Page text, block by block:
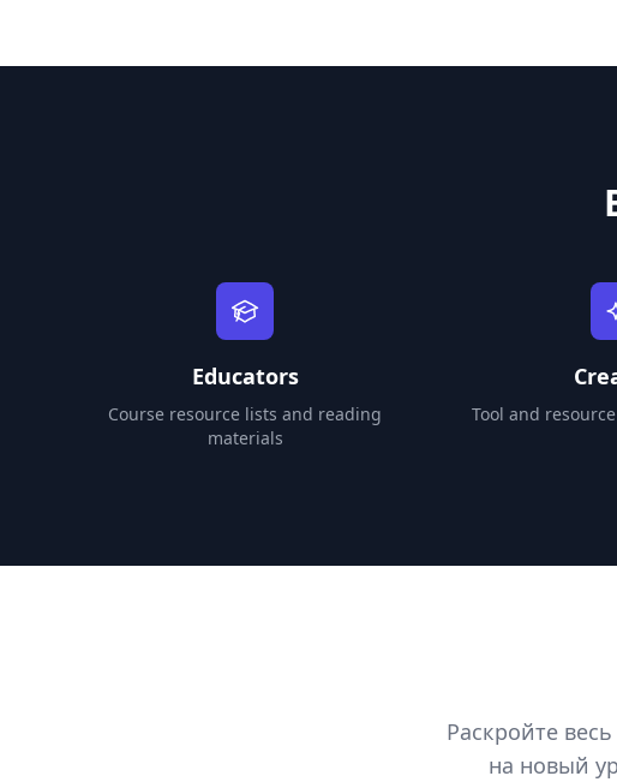
Educators
Course resource lists and reading
materials
Tool and
Раскройте
на новый